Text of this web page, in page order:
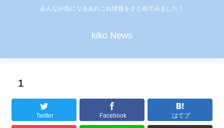
みんなが気になるあれこれ情報をまとめてみました！
kiko News
1
Twitter Facebook はてブ